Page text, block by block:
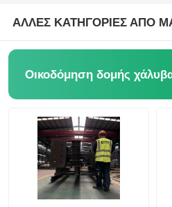
Κουτί χάλυβα
Βαριά δομή χάλυβα
Γέφυρα από χάλυβα
γραφείο δομής χάλυβα
ΑΛΛΕΣ ΚΑΤΗΓΟΡΙΕΣ ΑΠΟ
Οικοδόμηση δομής